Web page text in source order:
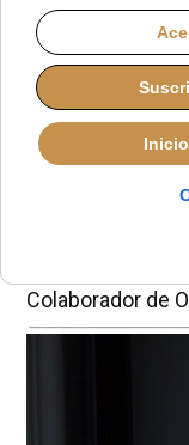
VIERNES, 29 MAYO
La
Colaborador de